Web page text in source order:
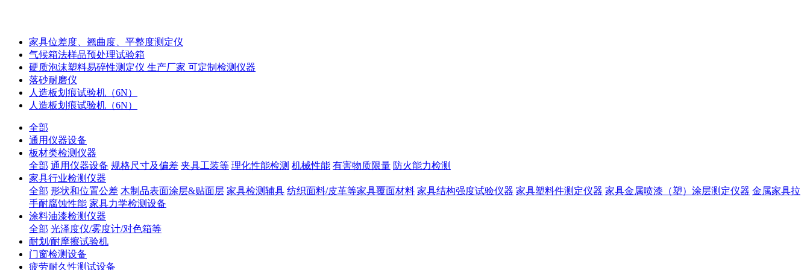
家具位差度、翘曲度、平整度测定仪
气候箱法样品预处理试验箱
硬质泡沫塑料易碎性测定仪 生产厂家 可定制检测仪器
落砂耐磨仪
人造板划痕试验机（6N）
人造板划痕试验机（6N）
全部
通用仪器设备
板材类检测仪器
全部 通用仪器设备 规格尺寸及偏差 夹具工装等 理化性能检测 机械性能 有害物质限量 防火能力检测
家具行业检测仪器
全部 形状和位置公差 木制品表面涂层&贴面层 家具检测辅具 纺织面料/皮革等家具覆面材料 家具结构强度试验仪器 家具塑料件测定仪器 家具金属喷漆（塑）涂层测定仪器 金属家具拉
手耐腐蚀性能 家具力学检测设备
涂料油漆检测仪器
全部 光泽度仪/雾度计/对色箱等
耐划/耐摩擦试验机
门窗检测设备
疲劳耐久性测试设备